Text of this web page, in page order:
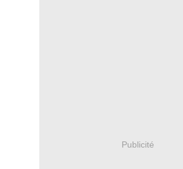
Publicité